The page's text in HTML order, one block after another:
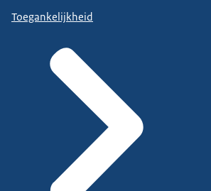
Toegankelijkheid